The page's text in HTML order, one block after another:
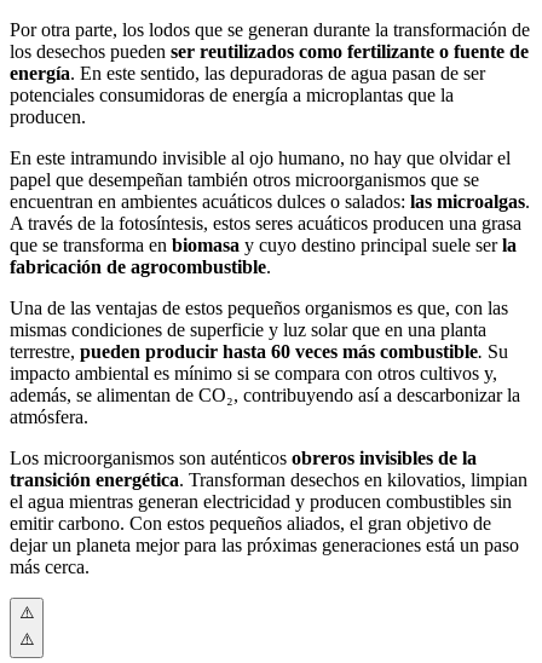
Por otra parte, los lodos que se generan durante la transformación de
los desechos pueden ser reutilizados como fertilizante o fuente de
energía. En este sentido, las depuradoras de agua pasan de ser
potenciales consumidoras de energía a microplantas que la
producen.
En este intramundo invisible al ojo humano, no hay que olvidar el
papel que desempeñan también otros microorganismos que se
encuentran en ambientes acuáticos dulces o salados: las microalgas.
A través de la fotosíntesis, estos seres acuáticos producen una grasa
que se transforma en biomasa y cuyo destino principal suele serla
fabricación de agrocombustible.
Una de las ventajas de estos pequeños organismos es que, con las
mismas condiciones de superficie y luz solar que en una planta
terrestre, pueden producir hasta 60 veces más combustible. Su
impacto ambiental es mínimo si se compara con otros cultivos y,
además, se alimentan de CO₂, contribuyendo así a descarbonizar la
atmósfera.
Los microorganismos son auténticos obreros invisibles de la
transición energética. Transforman desechos en kilovatios, limpian
el agua mientras generan electricidad y producen combustibles sin
emitir carbono. Con estos pequeños aliados, el gran objetivo de
dejar un planeta mejor para las próximas generaciones está un paso
más cerca.